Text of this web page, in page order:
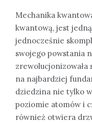
Mechanika
kwantową, jest
jednocześnie
swojego powstania
zrewolucjonizowała
na najbardziej
dziedzina nie tylko
poziomie atomów i
również otwiera